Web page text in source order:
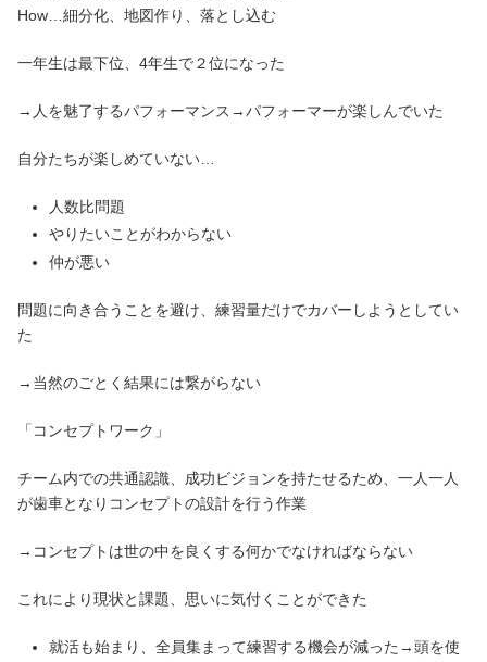
How…細分化、地図作り、落とし込む
一年生は最下位、4年生で２位になった
→人を魅了するパフォーマンス→パフォーマーが楽しんでいた
自分たちが楽しめていない…
人数比問題
やりたいことがわからない
仲が悪い
問題に向き合うことを避け、練習量だけでカバーしようとしてい
た
→当然のごとく結果には繋がらない
「コンセプトワーク」
チーム内での共通認識、成功ビジョンを持たせるため、一人一人
が歯車となりコンセプトの設計を行う作業
→コンセプトは世の中を良くする何かでなければならない
これにより現状と課題、思いに気付くことができた
就活も始まり、全員集まって練習する機会が減った→頭を使